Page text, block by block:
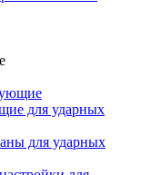
для ударных
для ударных